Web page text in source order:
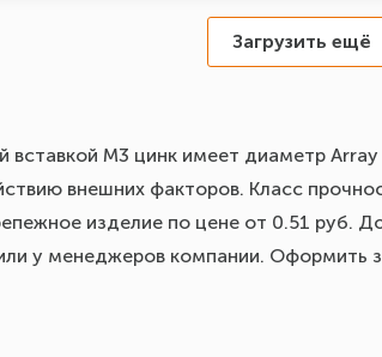
Загрузить ещё
вставкой М3 цинк имеет диаметр
внешних факторов. Класс
изделие по цене от 0.51 руб.
у менеджеров компании. Оформить